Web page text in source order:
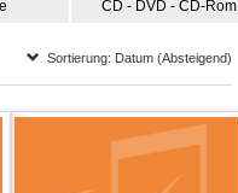
CD - DVD - CD-Rom
Sortierung: Datum (Absteigend)